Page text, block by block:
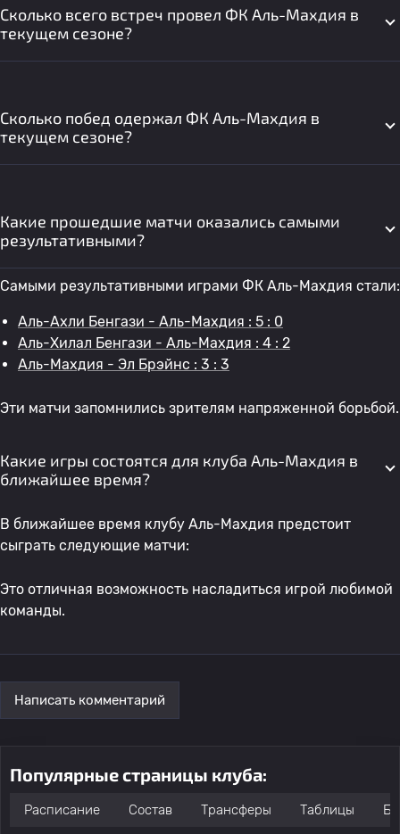
Сколько всего встреч провел ФК Аль-Махдия в
текущем сезоне?
Сколько побед одержал ФК Аль-Махдия в
текущем сезоне?
Какие прошедшие матчи оказались самыми
результативными?
Самыми результативными играми ФК Аль-Махдия стали:
Аль-Ахли Бенгази - Аль-Махдия : 5 : 0
Аль-Хилал Бенгази - Аль-Махдия : 4 : 2
Аль-Махдия - Эл Брэйнс : 3 : 3
Эти матчи запомнились зрителям напряженной борьбой.
Какие игры состоятся для клуба Аль-Махдия в
ближайшее время?
В ближайшее время клубу Аль-Махдия предстоит
сыграть следующие матчи:
Это отличная возможность насладиться игрой любимой
команды.
Написать комментарий
Популярные страницы клуба:
Расписание Состав Трансферы Таблицы